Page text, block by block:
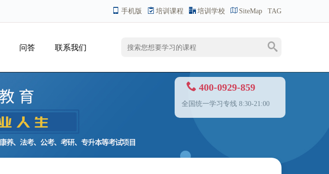
手机版 培训课程 培训学校 SiteMap TAG
问答 联系我们
400-0929-859
全国统一学习专线 8:30-21:00